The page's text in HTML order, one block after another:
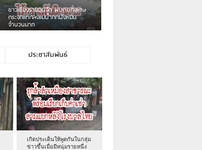
ชาวผาลั้ง โวย ไร้หน่วยงานดูแล
ดินสไลด์ ต้องจัดการกันเอง
ประชาสัมพันธ์
เกิดประเด็นให้พูดกันในกลุ่ม
ข่าวขึ้นเมื่อมีหนุ่มรายหนึ่ง